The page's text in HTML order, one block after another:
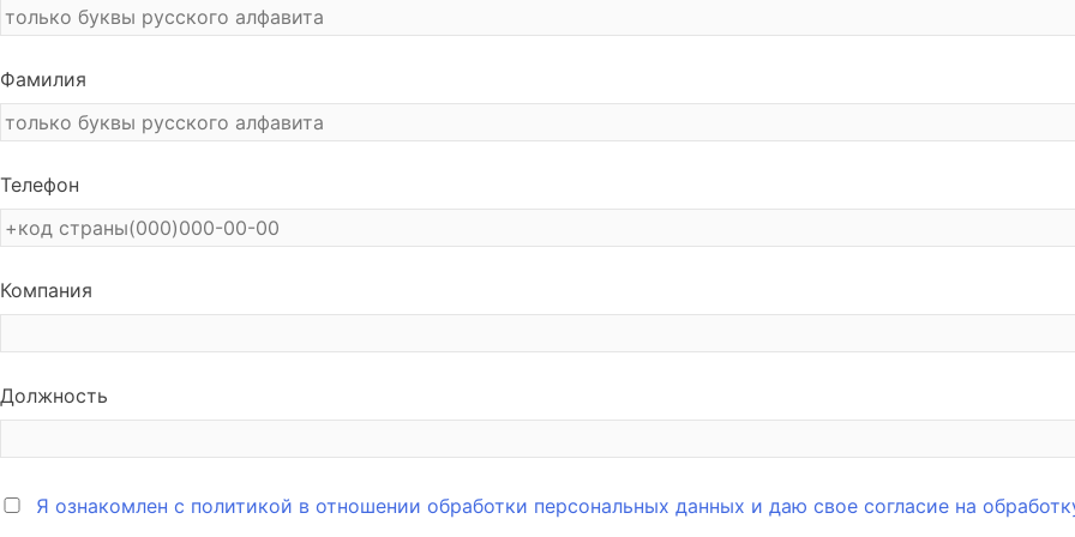
Фамилия
Телефон
Компания
Должность
Я ознакомлен с политикой в отношении обработки персональных данных и даю свое согласие на